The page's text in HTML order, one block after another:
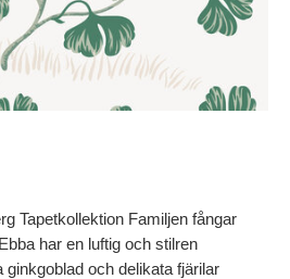
Tapetkollektion Familjen fångar
har en luftig och stilren
och delikata fjärilar